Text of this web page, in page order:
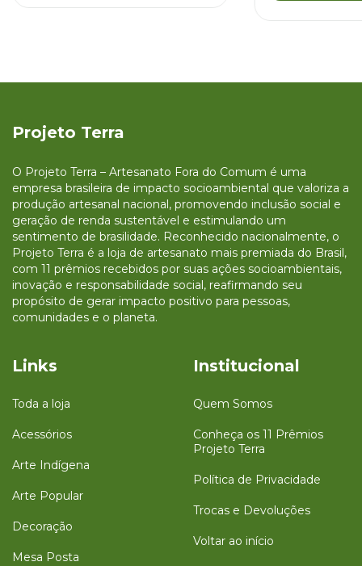
Projeto Terra
O Projeto Terra – Artesanato Fora do Comum é uma
empresa brasileira de impacto socioambiental que valoriza a
produção artesanal nacional, promovendo inclusão social e
geração de renda sustentável e estimulando um
sentimento de brasilidade. Reconhecido nacionalmente, o
Projeto Terra é a loja de artesanato mais premiada do Brasil,
com 11 prêmios recebidos por suas ações socioambientais,
inovação e responsabilidade social, reafirmando seu
propósito de gerar impacto positivo para pessoas,
comunidades e o planeta.
Links
Toda a loja
Acessórios
Arte Indígena
Arte Popular
Decoração
Mesa Posta
Institucional
Quem Somos
Conheça os 11 Prêmios
Projeto Terra
Política de Privacidade
Trocas e Devoluções
Voltar ao início